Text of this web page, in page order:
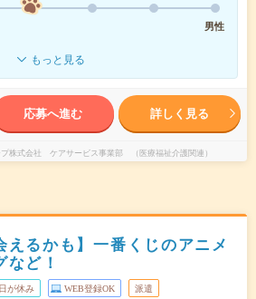
男性
もっと見る
応募へ進む 詳しく見る
プ株式会社 ケアサービス事業部 （医療福祉介護関連）
えるかも】一番くじのアニメ
ど！
が休み WEB登録OK 派遣